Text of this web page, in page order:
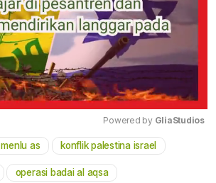
Mute
Powered by GliaStudios
menlu as konflik palestina israel
operasi badai al aqsa